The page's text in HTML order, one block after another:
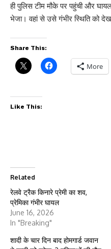
ही पुलिस टीम मौके पर पहुंची और
भेजा। वहां से उसे गंभीर स्थिति को
Share This:
More
Like This:
Related
रेलवे ट्रैक किनारे प्रेमी का शव,
प्रेमिका गंभीर घायल
June 16, 2026
In "Breaking"
शादी के चार दिन बाद होमगार्ड जवान